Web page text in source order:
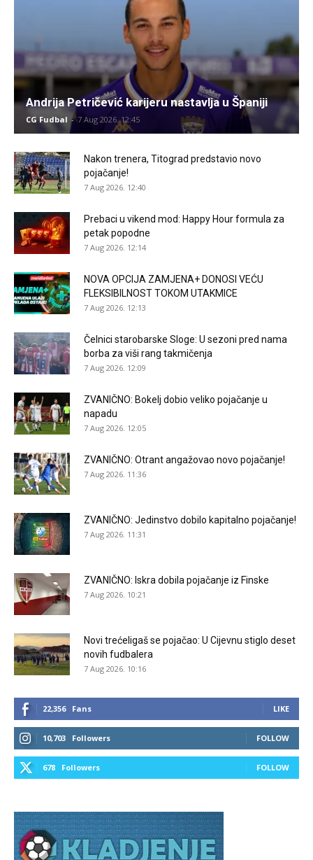
Andrija Petričević karijeru nastavlja u Španiji
CG Fudbal - 7 Aug 2026. 12:45
Nakon trenera, Titograd predstavio novo
pojačanje!
7 Aug 2026. 12:40
Prebaci u vikend mod: Happy Hour formula za
petak popodne
7 Aug 2026. 12:14
NOVA OPCIJA ZAMJENA+ DONOSI VEĆU
FLEKSIBILNOST TOKOM UTAKMICE
7 Aug 2026. 12:13
Čelnici starobarske Sloge: U sezoni pred nama
borba za viši rang takmičenja
7 Aug 2026. 12:09
ZVANIČNO: Bokelj dobio veliko pojačanje u
napadu
7 Aug 2026. 12:05
ZVANIČNO: Otrant angažovao novo pojačanje!
7 Aug 2026. 11:36
ZVANIČNO: Jedinstvo dobilo kapitalno pojačanje!
7 Aug 2026. 11:31
ZVANIČNO: Iskra dobila pojačanje iz Finske
7 Aug 2026. 10:21
Novi trećeligaš se pojačao: U Cijevnu stiglo deset
novih fudbalera
7 Aug 2026. 10:16
22,356 Fans LIKE
10,703 Followers FOLLOW
678 Followers FOLLOW